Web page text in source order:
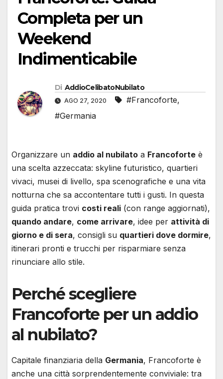
Completa per un
Weekend
Indimenticabile
Di AddioCelibatoNubilato
AGO 27, 2020 #Francoforte,
#Germania
Organizzare un addio al nubilato a Francoforte è
una scelta azzeccata: skyline futuristico, quartieri
vivaci, musei di livello, spa scenografiche e una vita
notturna che sa accontentare tutti i gusti. In questa
guida pratica trovi costi reali (con range aggiornati),
quando andare, come arrivare, idee per attività di
giorno e di sera, consigli su quartieri dove dormire,
itinerari pronti e trucchi per risparmiare senza
rinunciare allo stile.
Perché scegliere
Francoforte per un addio
al nubilato?
Capitale finanziaria della Germania, Francoforte è
anche una città sorprendentemente conviviale: tra